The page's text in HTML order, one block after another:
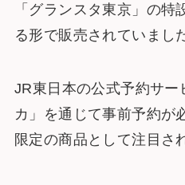
「グランスタ東京」の
る形で販売されていまし
JR東日本の公式予約サー
カ」を通じて事前予約が
限定の商品として注目さ